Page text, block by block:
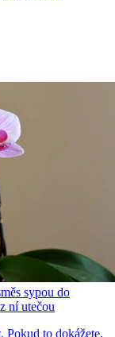
sypou do
ní utečou
Pokud to dokážete,